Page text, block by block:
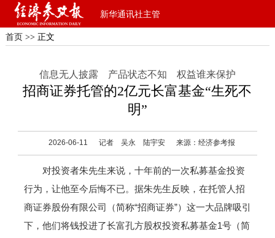
新华通讯社主管
首页 >> 正文
信息无人披露 产品状态不知 权益谁来保护
招商证券托管的2亿元长富基金“生死不
明”
2026-06-11 记者 吴永 陆宇安 来源：经济参考报
对投资者朱先生来说，十年前的一次私募基金投资
行为，让他至今后悔不已。据朱先生反映，在托管人招
商证券股份有限公司（简称“招商证券”）这一大品牌吸引
下，他们将钱投进了长富孔方股权投资私募基金1号（简